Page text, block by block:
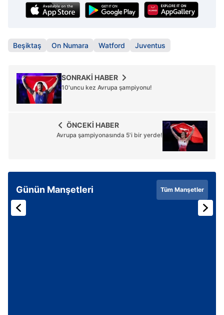
Beşiktaş On Numara Watford Juventus
SONRAKİ HABER
10'uncu kez Avrupa şampiyonu!
ÖNCEKİ HABER
Avrupa şampiyonasında 5'i bir yerde!
Günün Manşetleri Tüm Manşetler